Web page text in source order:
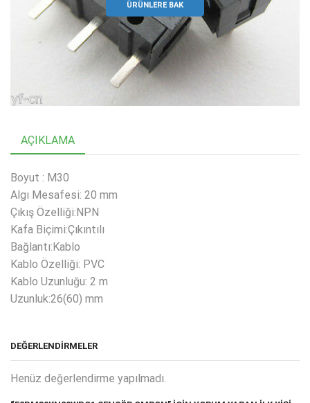
ÜRÜNLERE BAK
AÇIKLAMA
Boyut : M30
Algı Mesafesi: 20 mm
Çıkış Özelliği:NPN
Kafa Biçimi:Çıkıntılı
Bağlantı:Kablo
Kablo Özelliği: PVC
Kablo Uzunluğu: 2 m
Uzunluk:26(60) mm
DEĞERLENDIRMELER
Henüz değerlendirme yapılmadı.